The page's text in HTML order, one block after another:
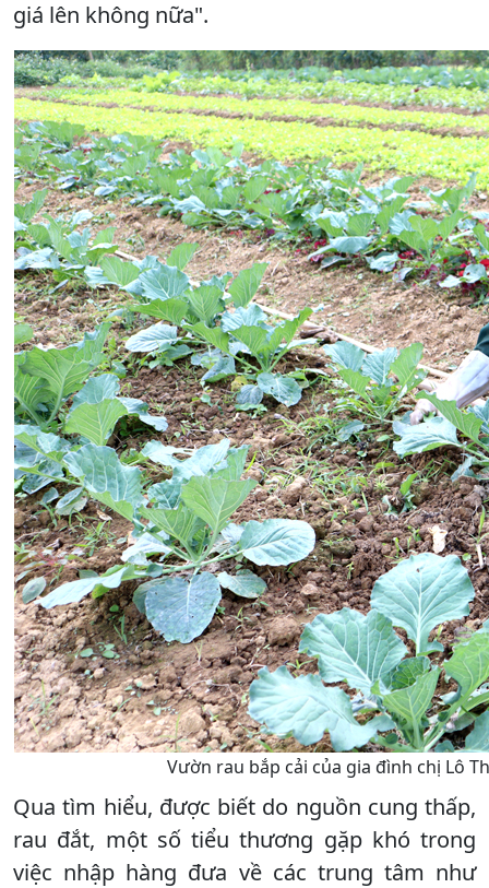
giá lên không nữa".
Vườn rau bắp cải của gia đình chị Lô
Qua tìm hiểu, được biết do nguồn cung thấp,
rau đắt, một số tiểu thương gặp khó trong
việc nhập hàng đưa về các trung tâm như